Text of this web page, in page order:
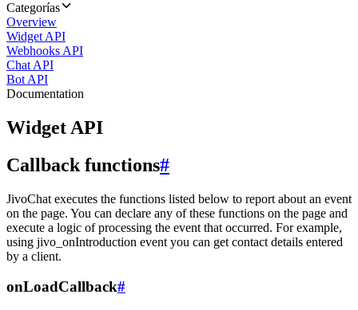
Categorías
Overview
Widget API
Webhooks API
Chat API
Bot API
Documentation
Widget API
Callback functions#
JivoChat executes the functions listed below to report about an event
on the page. You can declare any of these functions on the page and
execute a logic of processing the event that occurred. For example,
using jivo_onIntroduction event you can get contact details entered
by a client.
onLoadCallback#